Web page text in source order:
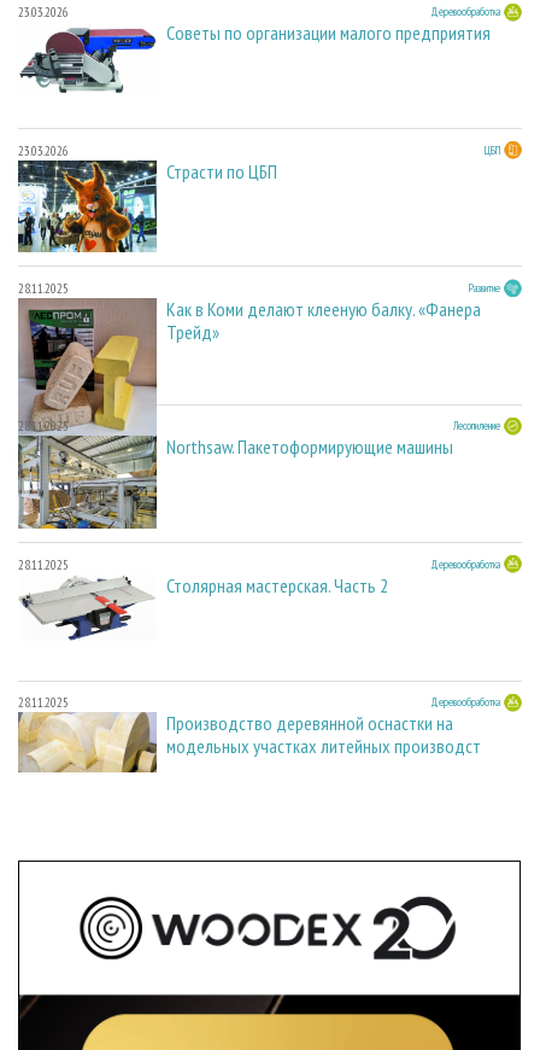
23.03.2026 Деревообработка
Советы по организации малого предприятия
23.03.2026 ЦБП
Страсти по ЦБП
28.11.2025 Развитие
Как в Коми делают клееную балку. «Фанера
Трейд»
28.11.2025 Лесопиление
Northsaw. Пакетоформирующие машины
28.11.2025 Деревообработка
Столярная мастерская. Часть 2
28.11.2025 Деревообработка
Производство деревянной оснастки на
модельных участках литейных производст